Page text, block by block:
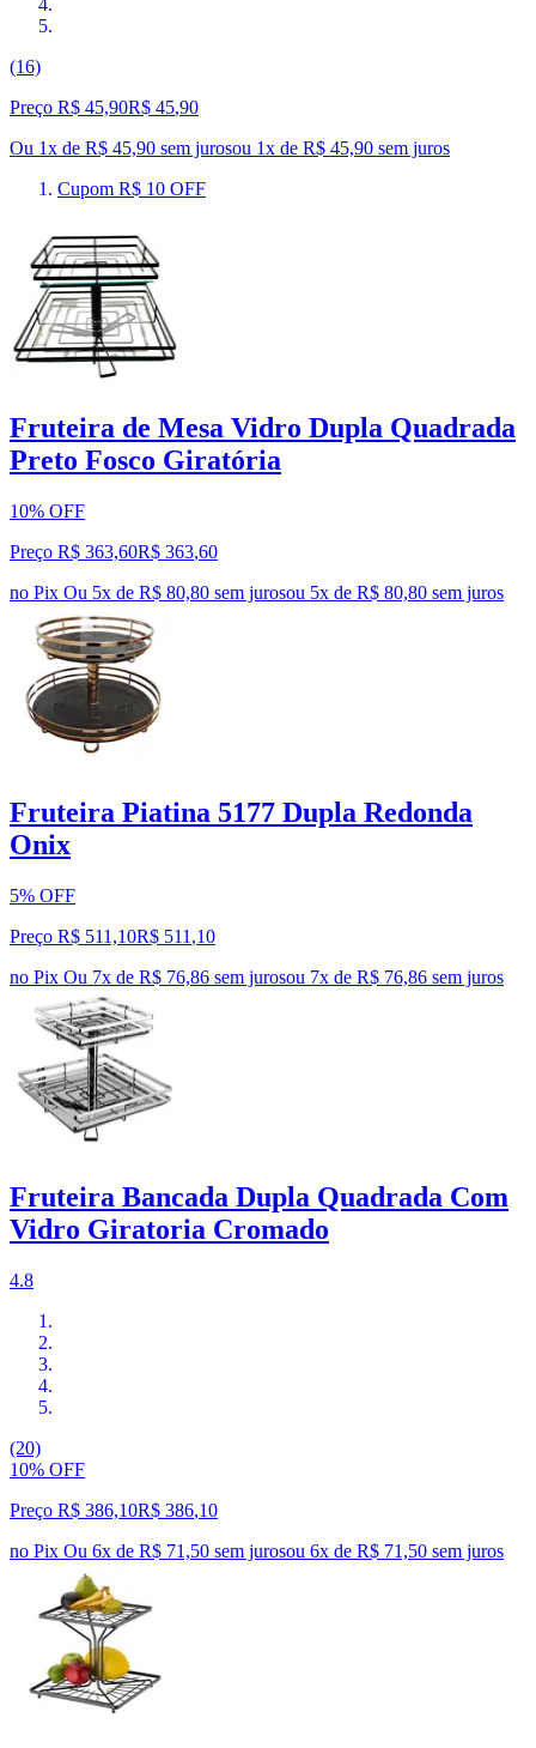
(16)
Preço R$ 45,90R$ 45,90
Ou 1x de R$ 45,90 sem jurosou 1x de R$ 45,90 sem juros
Cupom R$ 10 OFF
Fruteira de Mesa Vidro Dupla Quadrada
Preto Fosco Giratória
10% OFF
Preço R$ 363,60R$ 363,60
no Pix Ou 5x de R$ 80,80 sem jurosou 5x de R$ 80,80 sem juros
Fruteira Piatina 5177 Dupla Redonda
Onix
5% OFF
Preço R$ 511,10R$ 511 ,10
no Pix Ou 7x de R$ 76,86 sem jurosou 7x de R$ 76,86 sem juros
Fruteira Bancada Dupla Quadrada Com
Vidro Giratoria Cromado
4.8
(20)
10% OFF
Preço R$ 386,10R$ 386,10
no Pix Ou 6x de R$ 71,50 sem jurosou 6x de R$ 71,50 sem juros